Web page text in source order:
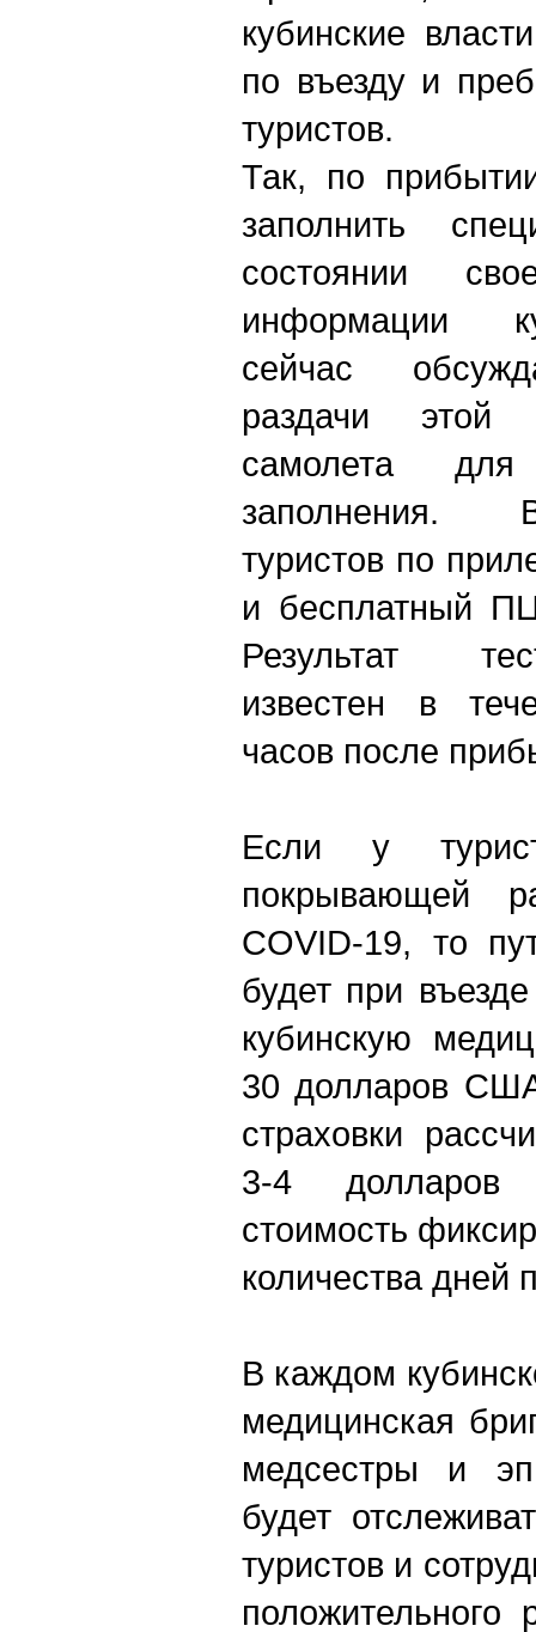
кубинские
по въезду и
туристов.
Так, по
заполнить
состоянии
информации
сейчас
раздачи
самолета для
заполнения.
туристов по
и бесплатный
Результат
известен в
часов после
Если у
покрывающей
COVID-19, то
будет при
кубинскую
30 долларов
страховки
3-4
стоимость
количества дней
В каждом
медицинская
медсестры и
будет
туристов и
положительного